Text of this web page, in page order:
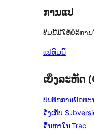
ການແປ
ທີມນີ້ມີໃຫ້ບໍລິການ
ແປທີມນີ້
ເບິ່ງລະຫັດ
ບັນທຶກການພັດທະ
ຄັງເກັບ
ຄົ້ນຫາໃນ Trac